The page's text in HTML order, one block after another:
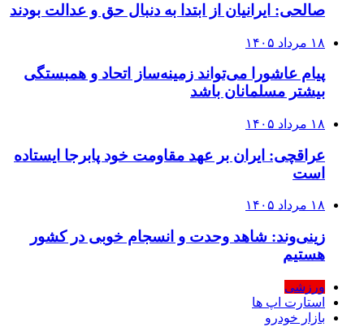
صالحی: ایرانیان از ابتدا به دنبال حق و عدالت بودند
۱۸ مرداد ۱۴۰۵
پیام عاشورا می‌تواند زمینه‌ساز اتحاد و همبستگی
بیشتر مسلمانان باشد
۱۸ مرداد ۱۴۰۵
عراقچی: ایران بر عهد مقاومت خود پابرجا ایستاده
است
۱۸ مرداد ۱۴۰۵
زینی‌وند: شاهد وحدت و انسجام خوبی در کشور
هستیم
ورزشی
استارت اپ ها
بازار خودرو